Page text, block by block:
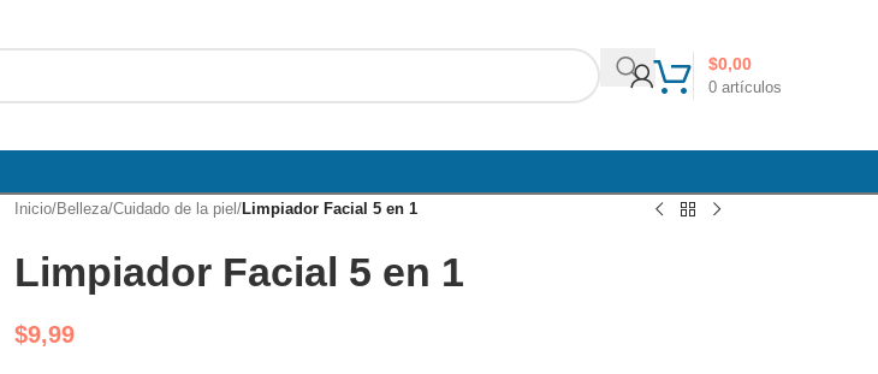
0artículos
$0,00
Inicio/Belleza/Cuidado de la piel /Limpiador Facial 5 en 1
Limpiador Facial 5 en 1
$9,99